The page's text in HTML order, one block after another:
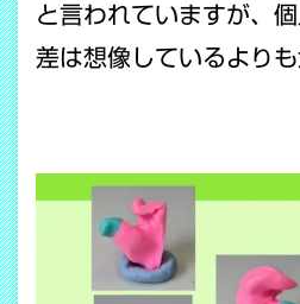
と言われていますが、
差は想像しているよりも